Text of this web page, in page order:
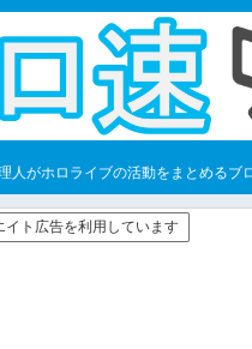
人がホロライブの活動をまとめるブロ
ト広告を利用しています